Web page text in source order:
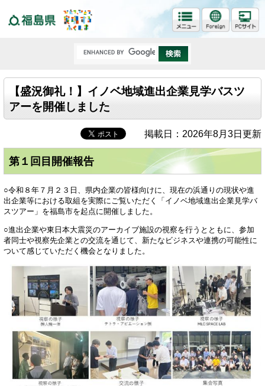
【盛況御礼！】イノベ地域進出企業見学バスツ
アーを開催しました
掲載日：2026年8月3日更新
第１回目開催報告
○令和８年７月２３日、県内企業の皆様向けに、現在の浜通りの現状や進
出企業等における取組を実際にご覧いただく「イノベ地域進出企業見学バ
スツアー」を福島市を起点に開催しました。
○進出企業や東日本大震災のアーカイブ施設の視察を行うとともに、参加
者同士や視察先企業との交流を通じて、新たなビジネスや連携の可能性に
ついて感じていただく機会となりました。